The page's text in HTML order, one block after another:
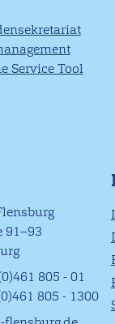
Service Tool
91–93
805 - 01
805 - 1300